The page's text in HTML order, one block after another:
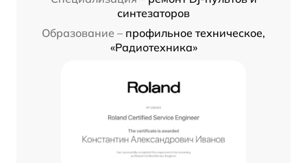
синтезаторов
Образование – профильное техническое,
«Радиотехника»